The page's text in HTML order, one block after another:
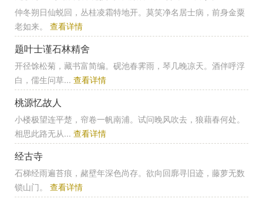
仲冬朔日仙蜕回，丛桂凌霜特地开。莫笑净名居士病，前身金粟
老如来。 查看详情
题叶士谨石林精舍
开径馀松菊，藏书富简编。砚池春霁雨，琴几晚凉天。酒伴呼浮
白，儒生问草... 查看详情
桃源忆故人
小楼极望连平楚，帘卷一帆南浦。试问晚风吹去，狼藉春何处。
相思此路无从... 查看详情
经古寺
石梯经雨遍苔痕，赭壁年深色尚存。欲向回廓寻旧迹，藤萝无数
锁山门。 查看详情